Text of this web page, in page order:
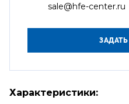
sale@hfe-center.ru
Характеристики: